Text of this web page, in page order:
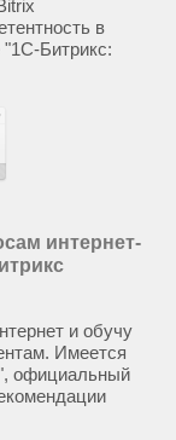
в
"1С-Битрикс:
интернет-
и обучу
Имеется
официальный